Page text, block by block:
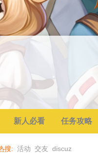
新人必看 任务攻略
搜: 活动 交友 discuz